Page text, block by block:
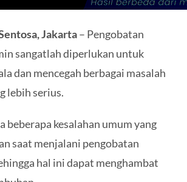
Jakarta– Pengobatan
sangatlah diperlukan untuk
dan mencegah berbagai masalah
lebih serius.
beberapa kesalahan umum yang
saat menjalani pengobatan
hal ini dapat menghambat